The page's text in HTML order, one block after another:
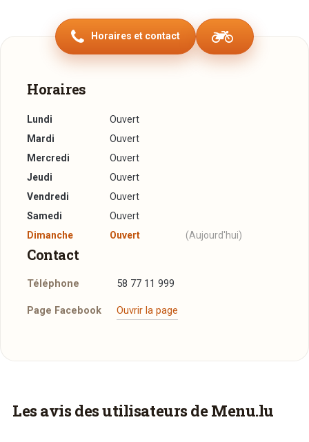
Horaires et contact
Horaires
Lundi
Ouvert
Mardi
Ouvert
Mercredi
Ouvert
Jeudi
Ouvert
Vendredi
Ouvert
Samedi
Ouvert
Dimanche
Ouvert (Aujourd'hui)
Contact
Téléphone 58 77 11 999
Page Facebook Ouvrir la page
Vous aimeriez être livré ?
Les avis des utilisateurs de Menu.lu